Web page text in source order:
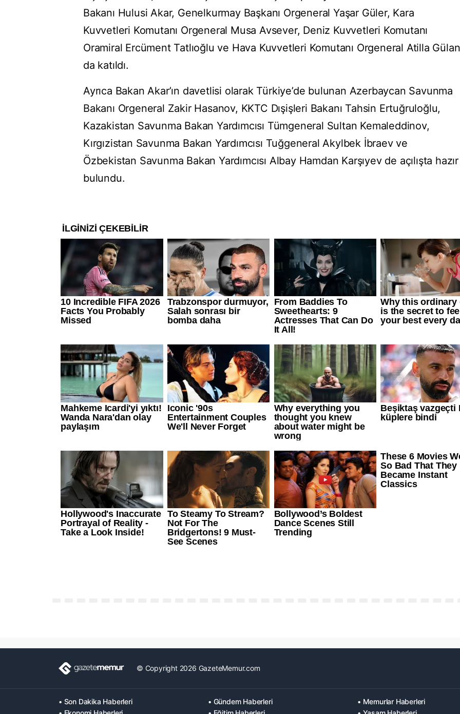
Bakanı Hulusi Akar, Genelkurmay Başkanı Orgeneral Yaşar Güler, Kara
Kuvvetleri Komutanı Orgeneral Musa Avsever, Deniz Kuvvetleri Komutanı
Oramiral Ercüment Tatlıoğlu ve Hava Kuvvetleri Komutanı Orgeneral Atilla Gülan
da katıldı.
Ayrıca Bakan Akar’ın davetlisi olarak Türkiye’de bulunan Azerbaycan Savunma
Bakanı Orgeneral Zakir Hasanov, KKTC Dışişleri Bakanı Tahsin Ertuğruloğlu,
Kazakistan Savunma Bakan Yardımcısı Tümgeneral Sultan Kemaleddinov,
Kırgızistan Savunma Bakan Yardımcısı Tuğgeneral Akylbek İbraev ve
Özbekistan Savunma Bakan Yardımcısı Albay Hamdan Karşıyev de açılışta hazır
bulundu.
© Copyright 2026 GazeteMemur.com
• Son Dakika Haberleri • Gündem Haberleri
• Memurlar Haberleri